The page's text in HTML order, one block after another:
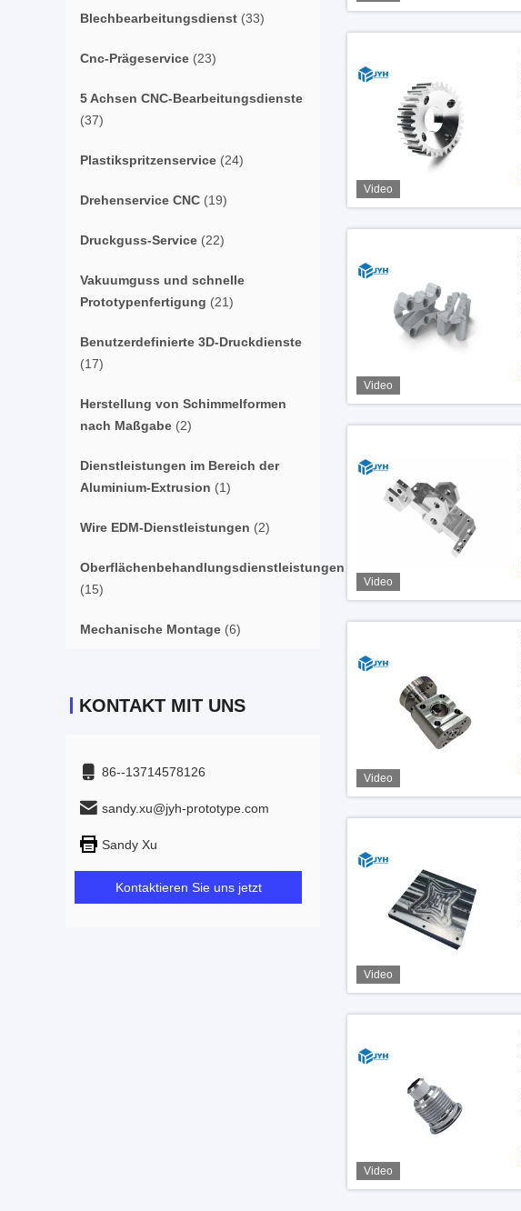
Blechbearbeitungsdienst (33)
Cnc-Prägeservice (23)
5 Achsen CNC-Bearbeitungsdienste
(37)
Plastikspritzenservice (24)
Drehenservice CNC (19)
Druckguss-Service (22)
Vakuumguss und schnelle
Prototypenfertigung (21)
Benutzerdefinierte 3D-Druckdienste
(17)
Herstellung von Schimmelformen
nach Maßgabe (2)
Dienstleistungen im Bereich der
Aluminium-Extrusion (1)
Wire EDM-Dienstleistungen (2)
Oberflächenbehandlungsdienstleistungen
(15)
Mechanische Montage (6)
KONTAKT MIT UNS
86--13714578126
sandy.xu@jyh-prototype.com
Sandy Xu
Kontaktieren Sie uns jetzt
Video
Video
Video
Video
Video
Video